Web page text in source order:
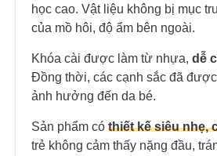
học cao. Vật liệu không bị mục
của mồ hôi, độ ẩm bên ngoài.
Khóa cài được làm từ nhựa, dễ
Đồng thời, các cạnh sắc đã
ảnh hưởng đến da bé.
Sản phẩm có thiết kế siêu nhẹ,
trẻ không cảm thấy nặng đầu,